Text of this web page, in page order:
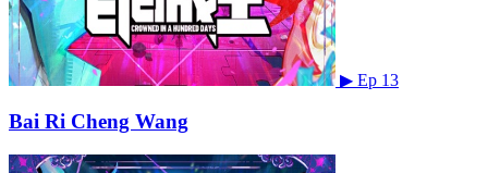
▶ Ep 13
Bai Ri Cheng Wang